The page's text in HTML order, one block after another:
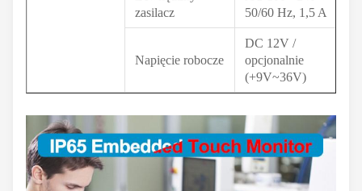
zasilacz
50/60 Hz, 1,5 A
Napięcie robocze
DC 12V /
opcjonalnie
(+9V~36V)